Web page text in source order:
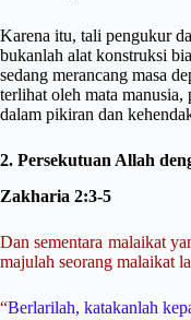
Karena itu, tali pengukur
bukanlah alat konstruksi
sedang merancang masa
terlihat oleh mata manusia,
dalam pikiran dan
2. Persekutuan Allah
Zakharia 2:3-5
Dan sementara malaikat
majulah seorang malaikat
“Berlarilah, katakanlah